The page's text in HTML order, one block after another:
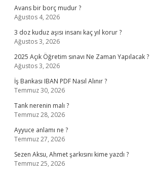
Avans bir borç mudur ?
Ağustos 4, 2026
3 doz kuduz aşısı insanı kaç yıl korur ?
Ağustos 3, 2026
2025 Açık Öğretim sınavı Ne Zaman Yapılacak ?
Ağustos 3, 2026
İş Bankası IBAN PDF Nasıl Alınır ?
Temmuz 30, 2026
Tank nerenin malı ?
Temmuz 28, 2026
Ayyuce anlamı ne ?
Temmuz 27, 2026
Sezen Aksu, Ahmet şarkısını kime yazdı ?
Temmuz 25, 2026